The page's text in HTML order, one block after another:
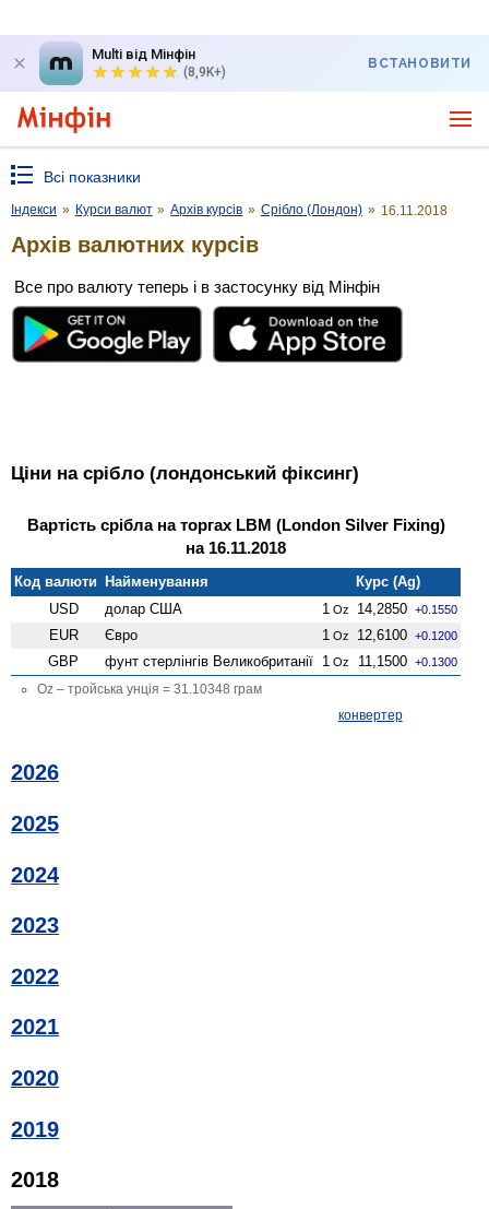
Multi від Мінфін
(8,9K+)
ВСТАНОВИТИ
Всі показники
Індекси » Курси валют » Архів курсів » Срібло (Лондон) » 16.11.2018
Архів валютних курсів
Все про валюту теперь і в застосунку від Мінфін
Ціни на срібло (лондонський фіксинг)
Вартість срібла на торгах LBM (London Silver Fixing)
на 16.11.2018
Код валюти Найменування
Курс (Ag)
USD
долар США 1 Oz 14,2850 +0.1550
EUR Євро 1 Oz 12,6100 +0.1200
GBP фунт стерлінгів Велико­британії 1 Oz 11,1500 +0.1300
Oz – тройська унція = 31.10348 грам
конвертер
2026
2025
2024
2023
2022
2021
2020
2019
2018